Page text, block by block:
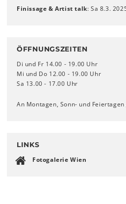
Finissage & Artist talk: Sa 8.3.
ÖFFNUNGSZEITEN
Di und Fr 14.00 - 19.00 Uhr
Mi und Do 12.00 - 19.00 Uhr
Sa 13.00 - 17.00 Uhr
An Montagen, Sonn- und
LINKS
Fotogalerie Wien